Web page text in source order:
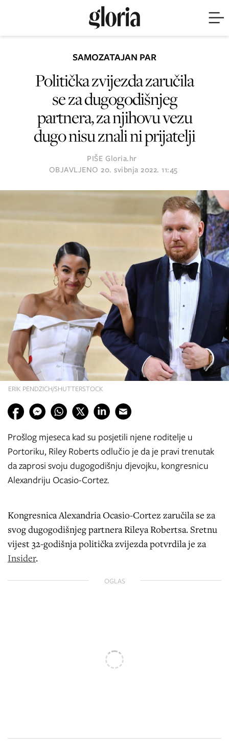
ERIK PENDZICH/SHUTTERSTOCK
SAMOZATAJAN PAR
Politička zvijezda zaručila
se za dugogodišnjeg
partnera, za njihovu vezu
dugo nisu znali ni prijatelji
PIŠE Gloria.hr
OBJAVLJENO 20. svibnja 2022. 11:45
Prošlog mjeseca kad su posjetili njene roditelje u
Portoriku, Riley Roberts odlučio je da je pravi trenutak
da zaprosi svoju dugogodišnju djevojku, kongresnicu
Alexandriju Ocasio-Cortez.
Kongresnica Alexandria Ocasio-Cortez zaručila se za
svog dugogodišnjeg partnera Rileya Robertsa. Sretnu
vijest 32-godišnja politička zvijezda potvrdila je za
Insider.
OGLAS